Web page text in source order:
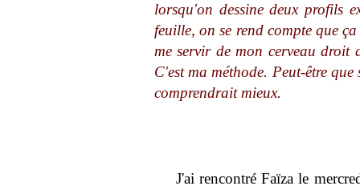
lorsqu'on dessine deux profils
feuille, on se rend compte que
me servir de mon cerveau droit
C'est ma méthode. Peut-être
comprendrait mieux.
J'ai rencontré Faïza le